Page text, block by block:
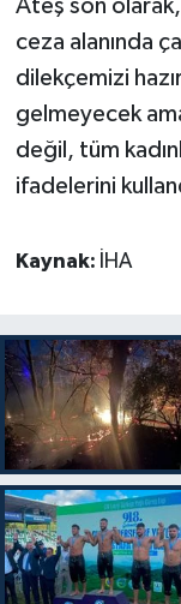
Ateş son
ceza alanında
dilekçemizi
gelmeyecek
değil, tüm
ifadelerini
Kaynak: İHA